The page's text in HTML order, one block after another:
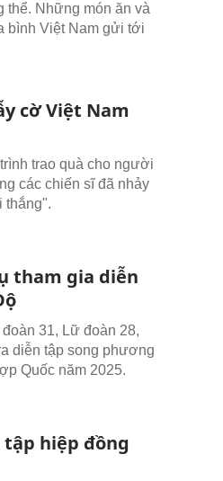
thể. Những món ăn và
bình Việt Nam gửi tới
cờ Việt Nam
trao quà cho người
các chiến sĩ đã nhảy
thắng".
tham gia diễn
31, Lữ đoàn 28,
diễn tập song phương
Quốc năm 2025.
tập hiệp đồng